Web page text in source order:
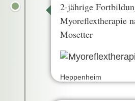
2-jährige
Myoreflextherapie
Mosetter
Heppenheim